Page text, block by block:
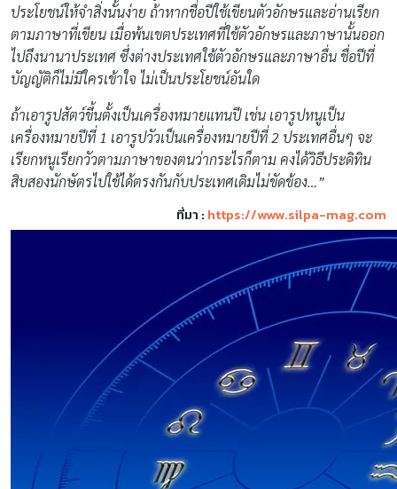
ประโยชน์ให้จำสิ่งนั้นง่าย ถ้าหากชื่อปีใช้เขียนตัวอักษรและอ่านเรียก
ตามภาษาที่เขียน เมื่อพ้นเขตประเทศที่ใช้ตัวอักษรและภาษานั้นออก
ไปถึงนานาประเทศ ซึ่งต่างประเทศใช้ตัวอักษรและภาษาอื่น ชื่อปีที่
บัญญัติก็ไม่มีใครเข้าใจ ไม่เป็นประโยชน์อันใด
ถ้าเอารูปสัตว์ขึ้นตั้งเป็นเครื่องหมายแทนปี เช่น เอารูปหนูเป็น
เครื่องหมายปีที่ 1 เอารูปวัวเป็นเครื่องหมายปีที่ 2 ประเทศอื่นๆ จะ
เรียกหนูเรียกวัวตามภาษาของตนว่ากระไรก็ตาม คงได้วิธีประดิทิน
สิบสองนักษัตรไปใช้ได้ตรงกันกับประเทศเดิมไม่ขัดข้อง…”
ที่มา : https://www.silpa-mag.com